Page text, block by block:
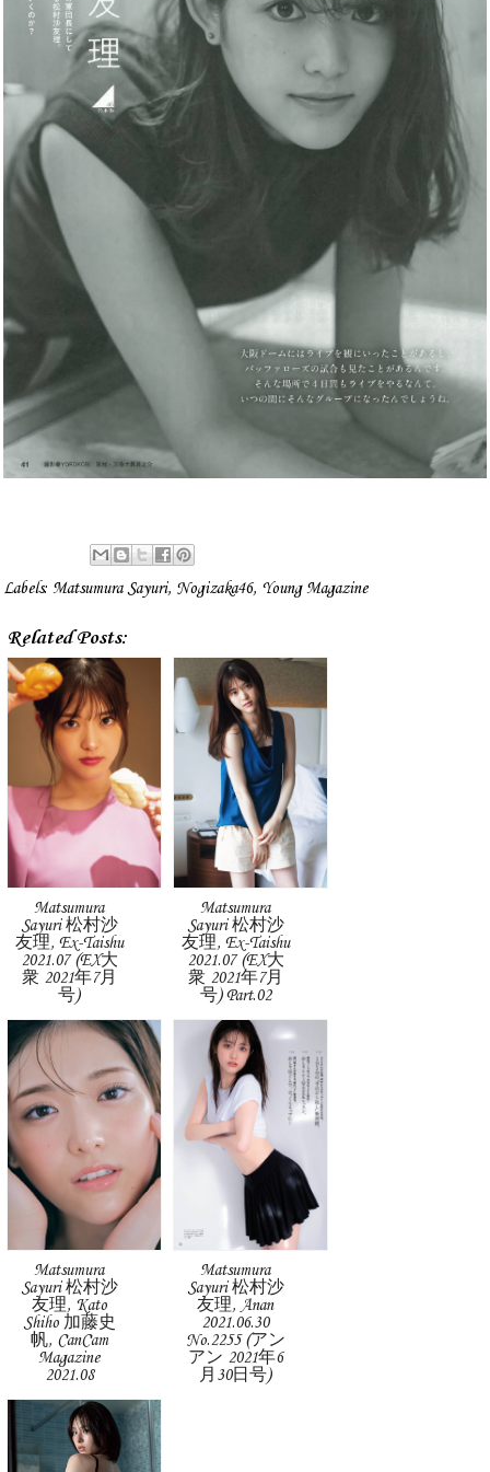
Labels: Matsumura Sayuri, Nogizaka46, Young Magazine
Related Posts:
Matsumura
Sayuri 松村沙
友理, Ex-Taishu
2021.07 (EX大
衆 2021年7月
号)
Matsumura
Sayuri 松村沙
友理, Ex-Taishu
2021.07 (EX大
衆 2021年7月
号) Part.02
Matsumura
Sayuri 松村沙
友理, Kato
Shiho 加藤史
帆, CanCam
Magazine
2021.08
Matsumura
Sayuri 松村沙
友理, Anan
2021.06.30
No.2255 (アン
アン 2021年6
月30日号)